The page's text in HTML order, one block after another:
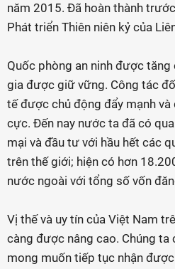
năm 2015. Đã hoàn thành
Phát triển Thiên niên kỷ của
Quốc phòng an ninh được
gia được giữ vững. Công tác
tế được chủ động đẩy mạnh
cực. Đến nay nước ta đã có
mại và đầu tư với hầu hết các
trên thế giới; hiện có hơn
nước ngoài với tổng số vốn
Vị thế và uy tín của Việt Nam
càng được nâng cao. Chúng ta
mong muốn tiếp tục nhận